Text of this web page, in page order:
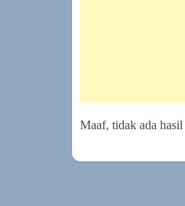
Maaf, tidak ada